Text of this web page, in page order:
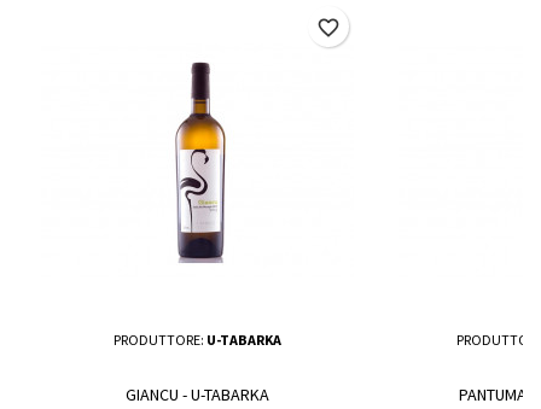
PRODUTTORE: U-TABARKA
GIANCU - U-TABARKA
favorite_border
PANTUMAS